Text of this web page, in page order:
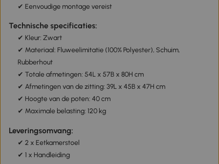
✔ Eenvoudige montage vereist
Technische specificaties:
✔ Kleur: Zwart
✔ Materiaal: Fluweelimitatie (100% Polyester), Schuim,
Rubberhout
✔ Totale afmetingen: 54L x 57B x 80H cm
✔ Afmetingen van de zitting: 39L x 45B x 47H cm
✔ Hoogte van de poten: 40 cm
✔ Maximale belasting: 120 kg
Leveringsomvang:
✔ 2 x Eetkamerstoel
✔ 1 x Handleiding